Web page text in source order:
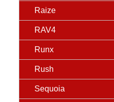
Raize
RAV4
Runx
Rush
Sequoia